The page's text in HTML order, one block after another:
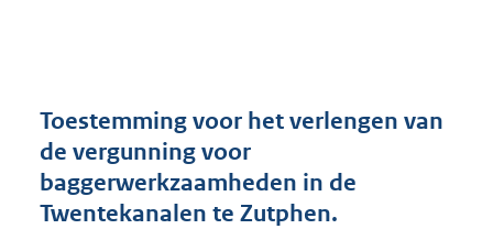
r
t
t
Toestemming voor het verlengen van
de vergunning voor
baggerwerkzaamheden in de
Twentekanalen te Zutphen.